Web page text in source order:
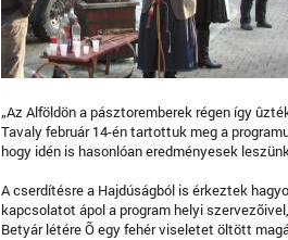
„Az Alföldön a pásztoremberek régen így
Tavaly február 14-én tartottuk meg a
hogy idén is hasonlóan eredményesek
A cserdítésre a Hajdúságból is érkeztek
kapcsolatot ápol a program helyi
Betyár létére Õ egy fehér viseletet öltött